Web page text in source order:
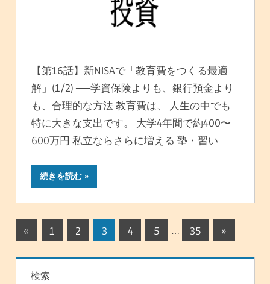
【第16話】新NISAで「教育費をつくる最適
解」(1/2) ──学資保険よりも、銀行預金より
も、合理的な方法 教育費は、 人生の中でも
特に大きな支出です。 大学4年間で約400〜
600万円 私立ならさらに増える 塾・習い
続きを読む
投
稿
の
« 1 2 3 4 5 … 35
次
»
検索